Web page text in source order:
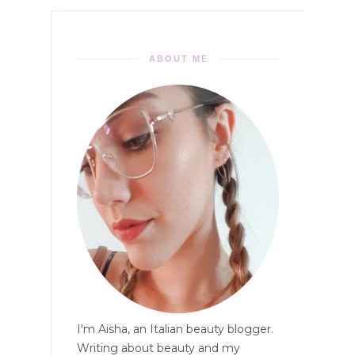
ABOUT ME
I'm Aisha, an Italian beauty blogger.
Writing about beauty and my